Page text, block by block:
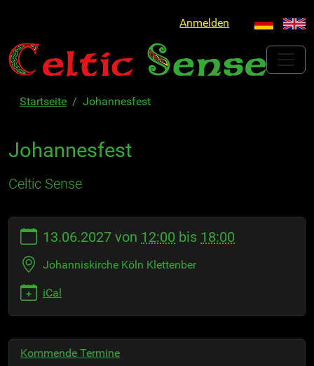
Anmelden
Startseite Johannesfest
Johannesfest
Celtic Sense
https://www.celtic-
sense.de/de/johannesfest
Johannesfest
2027-
06-
06-
13T18:00:00+02:00
13.06.2027 von 12:00 bis 18:00
Johanniskirche Köln Klettenber
iCal
Kommende Termine